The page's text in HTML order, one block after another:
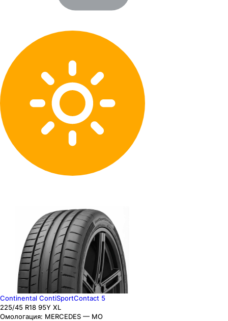
Continental ContiSportContact 5
225/45 R18 95Y XL
Омологация: MERCEDES — MO